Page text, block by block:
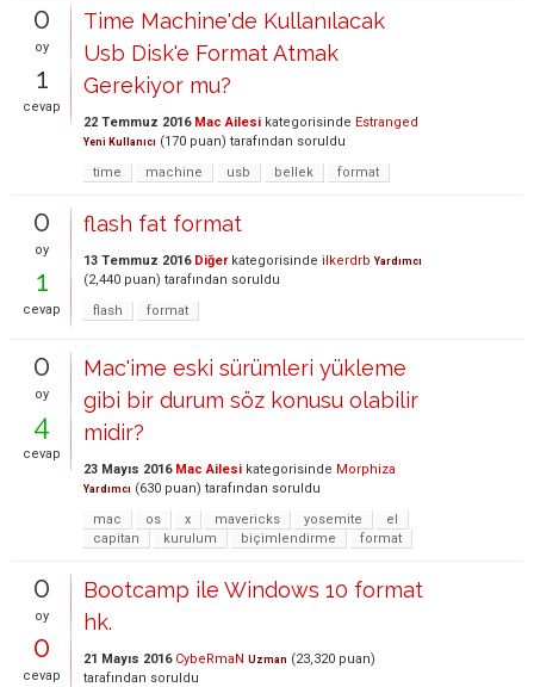
0
oy
1
cevap
Time Machine'de Kullanılacak
Usb Disk'e Format Atmak
Gerekiyor mu?
22 Temmuz 2016 Mac Ailesi kategorisinde Estranged
Yeni Kullanıcı (170 puan) tarafından soruldu
time
machine usb bellek format
0
oy
1
cevap
flash fat format
13 Temmuz 2016 Diğerkategorisinde ilkerdrb Yardımcı
(2,440 puan) tarafından soruldu
flash
format
0
oy
4
cevap
Mac'ime eski sürümleri yükleme
gibi bir durum söz konusu olabilir
midir?
23 Mayıs 2016 Mac Ailesi kategorisinde Morphiza
Yardımcı (630 puan) tarafından soruldu
mac
os x mavericks yosemite
el
capitan
kurulum biçimlendirme format
0
oy
0
cevap
Bootcamp ile Windows 10 format
hk.
21 Mayıs 2016 CybeRmaN Uzman (23,320 puan)
tarafından soruldu